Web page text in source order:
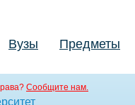
Вузы Предметы
Сообщите нам.